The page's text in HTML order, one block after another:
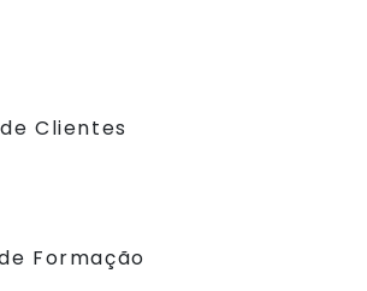
Clientes
Formação